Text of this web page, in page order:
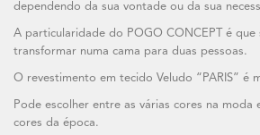
dependendo da sua vontade ou da sua
A particularidade do POGO CONCEPT é que
transformar numa cama para duas pessoas.
O revestimento em tecido Veludo “PARIS” é
Pode escolher entre as várias cores na moda
cores da época.